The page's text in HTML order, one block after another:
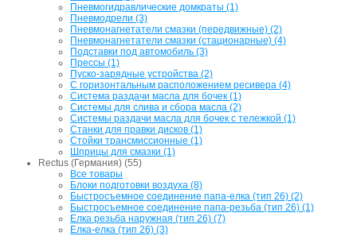
Пневмогидравлические домкраты (1)
Пневмодрели (3)
Пневмонагнетатели смазки (передвижные) (2)
Пневмонагнетатели смазки (стационарные) (4)
Подставки под автомобиль (3)
Прессы (1)
Пуско-зарядные устройства (2)
С горизонтальным расположением ресивера (4)
Система раздачи масла для бочек (1)
Системы для слива и сбора масла (2)
Системы раздачи масла для бочек с тележкой (1)
Станки для правки дисков (1)
Стойки трансмиссионные (1)
Шприцы для смазки (1)
Rectus (Германия) (55)
Все товары
Блоки подготовки воздуха (8)
Быстросъемное соединение папа-елка (тип 26) (2)
Быстросъемное соединение папа-резьба (тип 26) (1)
Елка резьба наружная (тип 26) (7)
Елка-елка (тип 26) (3)